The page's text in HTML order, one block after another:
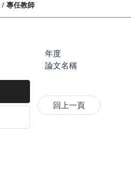
專任教師
年度
論文名稱